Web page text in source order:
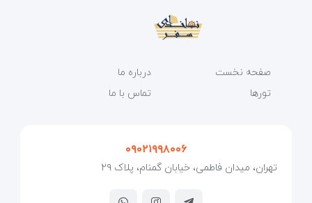
صفحه نخست
تورها
درباره ما
تماس با ما
۰۹۰۲۱۹۹۸۰۰۶
تهران، میدان فاطمی، خیابان گمنام، پلاک ۲۹